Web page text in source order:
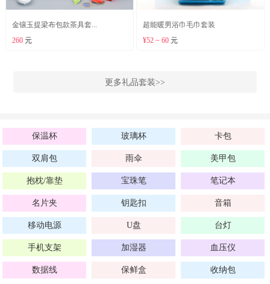
金镶玉提梁布包款茶具套...
260元
超能暖男浴巾毛巾套装
¥52 ~ 60 元
更多礼品套装>>
保温杯 玻璃杯 卡包
双肩包 雨伞 美甲包
抱枕/靠垫 宝珠笔 笔记本
名片夹 钥匙扣 音箱
移动电源 U盘 台灯
手机支架 加湿器 血压仪
数据线 保鲜盒 收纳包